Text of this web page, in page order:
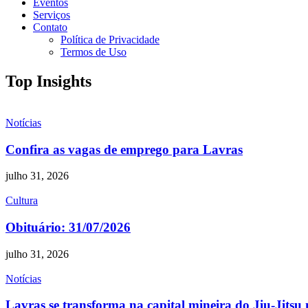
Eventos
Serviços
Contato
Política de Privacidade
Termos de Uso
Top Insights
Notícias
Confira as vagas de emprego para Lavras
julho 31, 2026
Cultura
Obituário: 31/07/2026
julho 31, 2026
Notícias